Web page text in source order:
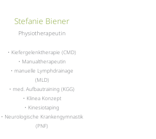
Stefanie Biener
Physiotherapeutin
• Kiefergelenktherapie (CMD)
• Manualtherapeutin
• manuelle Lymphdrainage
(MLD)
• med. Aufbautraining (KGG)
• Klinea Konzept
• Kinesiotaping
• Neurologische Krankengymnastik
(PNF)